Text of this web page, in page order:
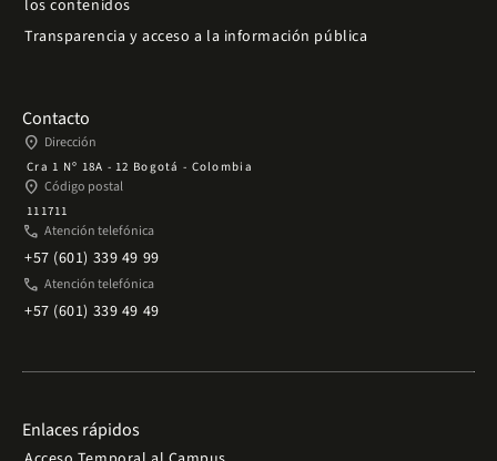
los contenidos
Transparencia y acceso a la información pública
Contacto
place Dirección
Cra 1 Nº 18A - 12 Bogotá - Colombia
place Código postal
111711
phone Atención telefónica
+57 (601) 339 49 99
phone Atención telefónica
+57 (601) 339 49 49
Enlaces rápidos